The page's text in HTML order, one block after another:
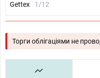
Gettex 1/12
Торги облігаціями не